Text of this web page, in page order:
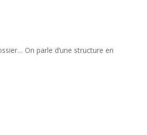
On parle d’une structure en